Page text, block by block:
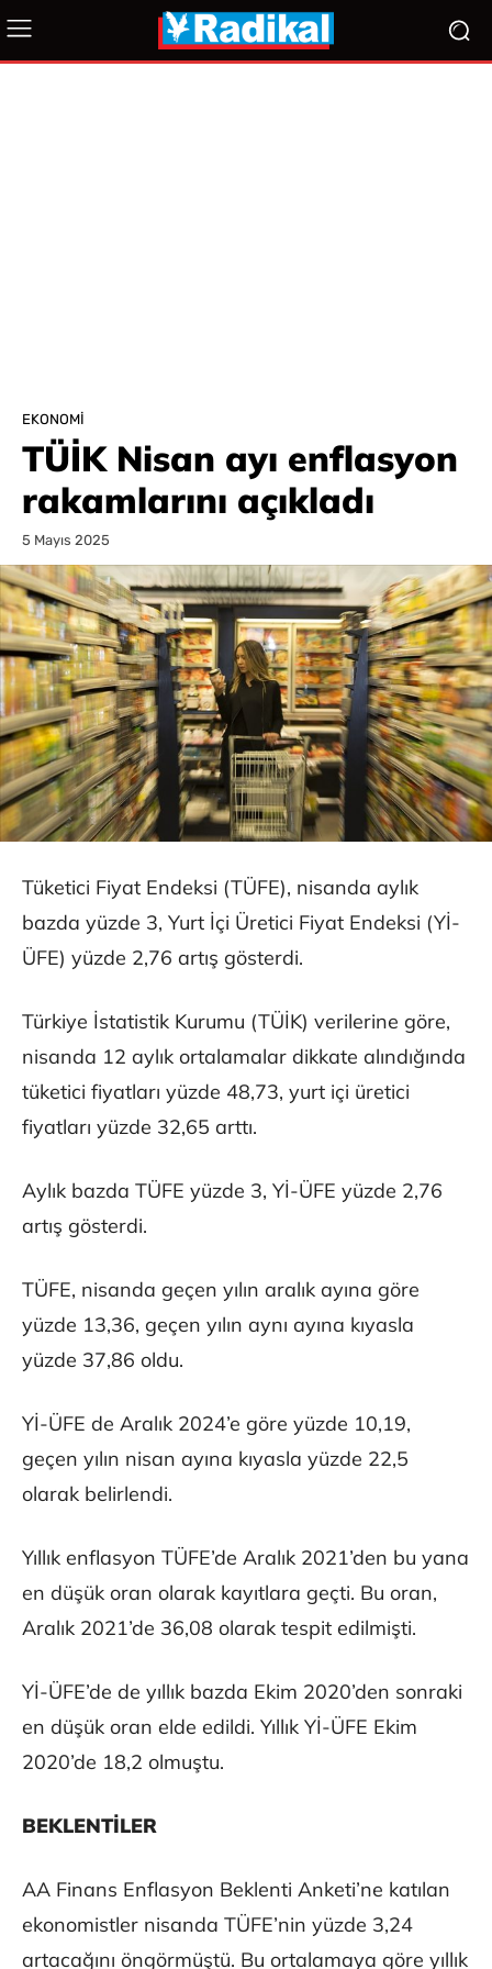
EKONOMI
TÜİK Nisan ayı enflasyon
rakamlarını açıkladı
5 Mayıs 2025
Tüketici Fiyat Endeksi (TÜFE), nisanda aylık
bazda yüzde 3, Yurt İçi Üretici Fiyat Endeksi (Yİ-
ÜFE) yüzde 2,76 artış gösterdi.
Türkiye İstatistik Kurumu (TÜİK) verilerine göre,
nisanda 12 aylık ortalamalar dikkate alındığında
tüketici fiyatları yüzde 48,73, yurt içi üretici
fiyatları yüzde 32,65 arttı.
Aylık bazda TÜFE yüzde 3, Yİ-ÜFE yüzde 2,76
artış gösterdi.
TÜFE, nisanda geçen yılın aralık ayına göre
yüzde 13,36, geçen yılın aynı ayına kıyasla
yüzde 37,86 oldu.
Yİ-ÜFE de Aralık 2024’e göre yüzde 10,19,
geçen yılın nisan ayına kıyasla yüzde 22,5
olarak belirlendi.
Yıllık enflasyon TÜFE’de Aralık 2021’den bu yana
en düşük oran olarak kayıtlara geçti. Bu oran,
Aralık 2021’de 36,08 olarak tespit edilmişti.
Yİ-ÜFE’de de yıllık bazda Ekim 2020’den sonraki
en düşük oran elde edildi. Yıllık Yİ-ÜFE Ekim
2020’de 18,2 olmuştu.
BEKLENTİLER
AA Finans Enflasyon Beklenti Anketi’ne katılan
ekonomistler nisanda TÜFE’nin yüzde 3,24
artacağını öngörmüştü. Bu ortalamaya göre yıllık